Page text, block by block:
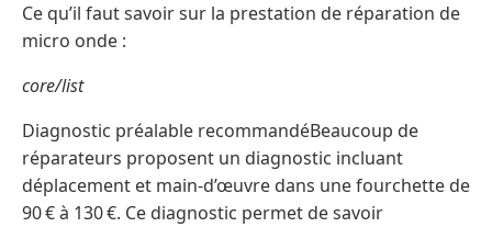
Ce qu’il faut savoir sur la prestation de réparation de
micro onde :
core/list
Diagnostic préalable recommandéBeaucoup de
réparateurs proposent un diagnostic incluant
déplacement et main‑d’œuvre dans une fourchette de
90 € à 130 €. Ce diagnostic permet de savoir